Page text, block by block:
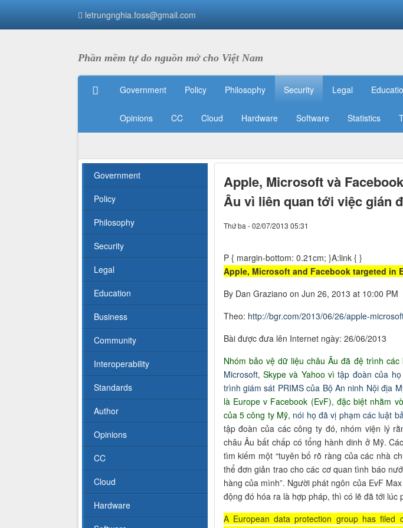
letrungnghia.foss@gmail.com
Phần mềm tự do nguồn mở cho Việt Nam
Government Policy Philosophy Security Legal
Opinions CC Cloud Hardware Software Statistics
Apple, Microsoft và
Âu vì liên quan tới việc gián
Thứ ba - 02/07/2013 05:31
P { margin-bottom: 0.21cm; }A:link { }
Apple, Microsoft and Facebook targeted in
By Dan Graziano on Jun 26, 2013 at 10:00 PM
Theo: http://bgr.com/2013/06/26/apple-
Bài được đưa lên Internet ngày: 26/06/2013
Nhóm bảo vệ dữ liệu châu Âu đã đệ trình
Microsoft, Skype và Yahoo vìtập đoàn của
trình giám sát PRIMS của Bộ An ninh Nội địa
là Europe v Facebook (EvF), đặc biệt nhằm
của 5 công ty Mỹ, nói họ đã vị phạm các luật
tập đoàn của các công ty đó, nhóm viện lý
châu Âu bất chấp có tổng hành dinh ở Mỹ.
tìm kiếm một “tuyên bố rõ ràng của các nhà
thể đơn giản trao cho các cơ quan tình báo
hàng của mình”. Người phát ngôn của EvF
động đó hóa ra là hợp pháp, thì có lẽ đã tới lúc
A European data protection group has filed
Government
Policy
Philosophy
Security
Legal
Education
Business
Community
Interoperability
Standards
Author
Opinions
CC
Cloud
Hardware